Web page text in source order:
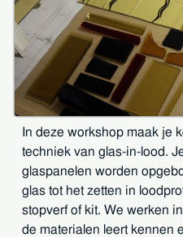
In deze workshop maak je
techniek van glas-in-lood.
glaspanelen worden
glas tot het zetten in
stopverf of kit. We werken
de materialen leert kennen